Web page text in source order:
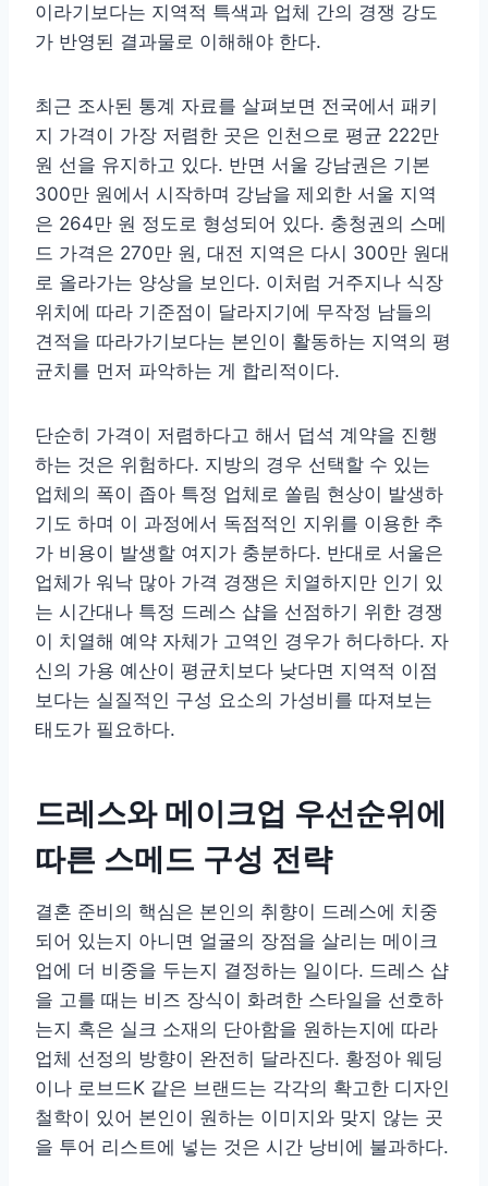
이라기보다는 지역적 특색과 업체 간의 경쟁 강도
가 반영된 결과물로 이해해야 한다.
최근 조사된 통계 자료를 살펴보면 전국에서 패키
지 가격이 가장 저렴한 곳은 인천으로 평균 222만
원 선을 유지하고 있다. 반면 서울 강남권은 기본
300만 원에서 시작하며 강남을 제외한 서울 지역
은 264만 원 정도로 형성되어 있다. 충청권의 스메
드 가격은 270만 원, 대전 지역은 다시 300만 원대
로 올라가는 양상을 보인다. 이처럼 거주지나 식장
위치에 따라 기준점이 달라지기에 무작정 남들의
견적을 따라가기보다는 본인이 활동하는 지역의 평
균치를 먼저 파악하는 게 합리적이다.
단순히 가격이 저렴하다고 해서 덥석 계약을 진행
하는 것은 위험하다. 지방의 경우 선택할 수 있는
업체의 폭이 좁아 특정 업체로 쏠림 현상이 발생하
기도 하며 이 과정에서 독점적인 지위를 이용한 추
가 비용이 발생할 여지가 충분하다. 반대로 서울은
업체가 워낙 많아 가격 경쟁은 치열하지만 인기 있
는 시간대나 특정 드레스 샵을 선점하기 위한 경쟁
이 치열해 예약 자체가 고역인 경우가 허다하다. 자
신의 가용 예산이 평균치보다 낮다면 지역적 이점
보다는 실질적인 구성 요소의 가성비를 따져보는
태도가 필요하다.
드레스와 메이크업 우선순위에
따른 스메드 구성 전략
결혼 준비의 핵심은 본인의 취향이 드레스에 치중
되어 있는지 아니면 얼굴의 장점을 살리는 메이크
업에 더 비중을 두는지 결정하는 일이다. 드레스 샵
을 고를 때는 비즈 장식이 화려한 스타일을 선호하
는지 혹은 실크 소재의 단아함을 원하는지에 따라
업체 선정의 방향이 완전히 달라진다. 황정아 웨딩
이나 로브드K 같은 브랜드는 각각의 확고한 디자인
철학이 있어 본인이 원하는 이미지와 맞지 않는 곳
을 투어 리스트에 넣는 것은 시간 낭비에 불과하다.